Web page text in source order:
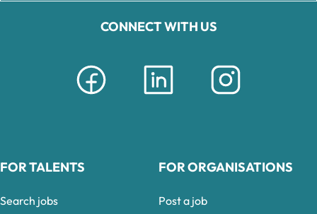
CONNECT WITH US
FOR TALENTS
Search jobs
FOR ORGANISATIONS
Post a job